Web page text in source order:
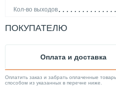
Кол-во выходов
ПОКУПАТЕЛЮ
Оплата и доставка
Оплатить заказ и забрать оплаченные
способом из указанных в перечне ниже.